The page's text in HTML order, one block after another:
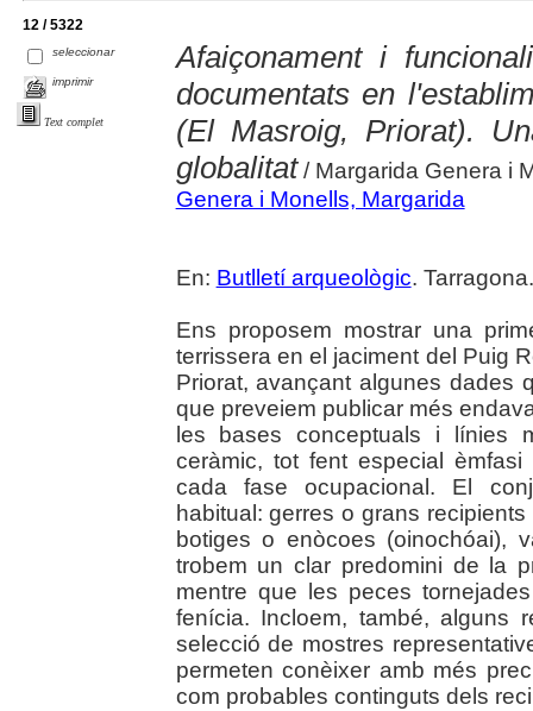
12 / 5322
seleccionar
imprimir
Text complet
Afaiçonament i
documentats en
(El Masroig, Priorat).
globalitat/ Margarida Genera i
Genera i Monells, Margarida
En: Butlletí arqueològic.
Ens proposem mostrar una
terrissera en el jaciment del Puig
Priorat, avançant algunes dades
que preveiem publicar més
les bases conceptuals i línies
ceràmic, tot fent especial
cada fase ocupacional. El
habitual: gerres o grans
botiges o enòcoes (oinochóai),
trobem un clar predomini de la
mentre que les peces
fenícia. Incloem, també, alguns
selecció de mostres
permeten conèixer amb més
com probables continguts dels